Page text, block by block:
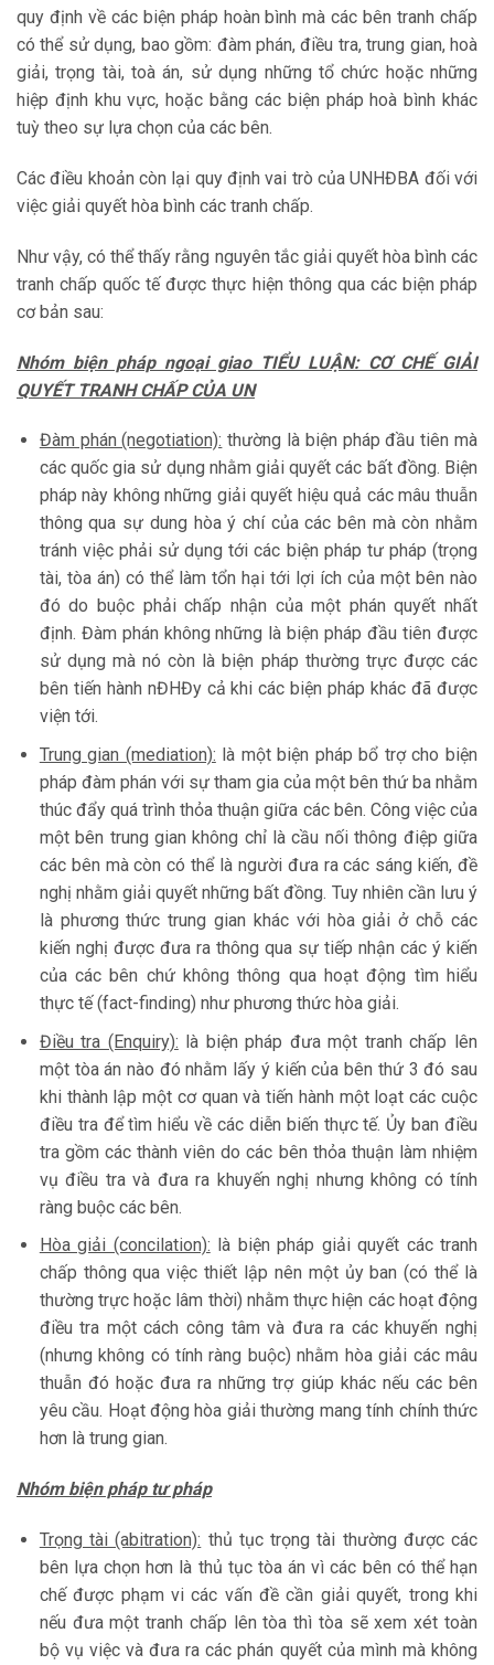
quy định về các biện pháp hoàn bình mà các bên tranh chấp
có thể sử dụng, bao gồm: đàm phán, điều tra, trung gian, hoà
giải, trọng tài, toà án, sử dụng những tổ chức hoặc những
hiệp định khu vực, hoặc bằng các biện pháp hoà bình khác
tuỳ theo sự lựa chọn của các bên.
Các điều khoản còn lại quy định vai trò của UNHĐBA đối với
việc giải quyết hòa bình các tranh chấp.
Như vậy, có thể thấy rằng nguyên tắc giải quyết hòa bình các
tranh chấp quốc tế được thực hiện thông qua các biện pháp
cơ bản sau:
Nhóm biện pháp ngoại giao TIỂU LUẬN: CƠ CHẾ GIẢI
QUYẾT TRANH CHẤP CỦA UN
Đàm phán (negotiation): thường là biện pháp đầu tiên mà
các quốc gia sử dụng nhằm giải quyết các bất đồng. Biện
pháp này không những giải quyết hiệu quả các mâu thuẫn
thông qua sự dung hòa ý chí của các bên mà còn nhằm
tránh việc phải sử dụng tới các biện pháp tư pháp (trọng
tài, tòa án) có thể làm tổn hại tới lợi ích của một bên nào
đó do buộc phải chấp nhận của một phán quyết nhất
định. Đàm phán không những là biện pháp đầu tiên được
sử dụng mà nó còn là biện pháp thường trực được các
bên tiến hành nĐHĐy cả khi các biện pháp khác đã được
viện tới.
Trung gian (mediation): là một biện pháp bổ trợ cho biện
pháp đàm phán với sự tham gia của một bên thứ ba nhằm
thúc đẩy quá trình thỏa thuận giữa các bên. Công việc của
một bên trung gian không chỉ là cầu nối thông điệp giữa
các bên mà còn có thể là người đưa ra các sáng kiến, đề
nghị nhằm giải quyết những bất đồng. Tuy nhiên cần lưu ý
là phương thức trung gian khác với hòa giải ở chỗ các
kiến nghị được đưa ra thông qua sự tiếp nhận các ý kiến
của các bên chứ không thông qua hoạt động tìm hiểu
thực tế (fact-finding) như phương thức hòa giải.
Điều tra (Enquiry): là biện pháp đưa một tranh chấp lên
một tòa án nào đó nhằm lấy ý kiến của bên thứ 3 đó sau
khi thành lập một cơ quan và tiến hành một loạt các cuộc
điều tra để tìm hiểu về các diễn biến thực tế. Ủy ban điều
tra gồm các thành viên do các bên thỏa thuận làm nhiệm
vụ điều tra và đưa ra khuyến nghị nhưng không có tính
ràng buộc các bên.
Hòa giải (concilation): là biện pháp giải quyết các tranh
chấp thông qua việc thiết lập nên một ủy ban (có thể là
thường trực hoặc lâm thời) nhằm thực hiện các hoạt động
điều tra một cách công tâm và đưa ra các khuyến nghị
(nhưng không có tính ràng buộc) nhằm hòa giải các mâu
thuẫn đó hoặc đưa ra những trợ giúp khác nếu các bên
yêu cầu. Hoạt động hòa giải thường mang tính chính thức
hơn là trung gian.
Nhóm biện pháp tư pháp
Trọng tài (abitration): thủ tục trọng tài thường được các
bên lựa chọn hơn là thủ tục tòa án vì các bên có thể hạn
chế được phạm vi các vấn đề cần giải quyết, trong khi
nếu đưa một tranh chấp lên tòa thì tòa sẽ xem xét toàn
bộ vụ việc và đưa ra các phán quyết của mình mà không